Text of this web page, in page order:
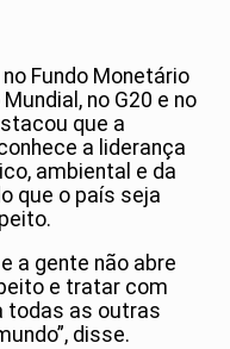
Fundo Monetário
no G20 e no
que a
a liderança
ambiental e da
que o país seja
a gente não abre
e tratar com
todas as outras
disse.